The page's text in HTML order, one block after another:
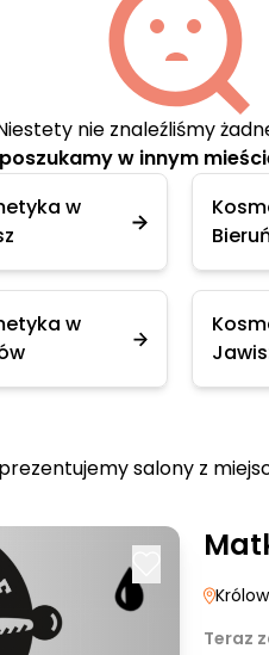
nie znaleźliśmy
w innym
w
w
salony z
Teraz